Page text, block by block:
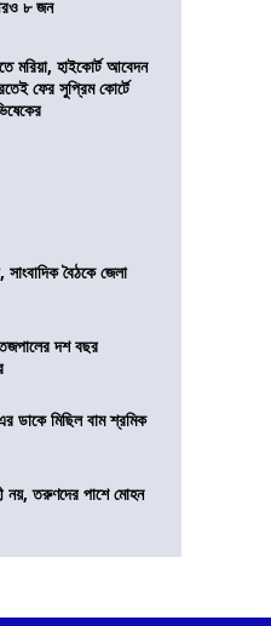
৮ জন
মরিয়া, হাইকোর্ট আবেদন
ফের সুপ্রিম কোর্টে
সাংবাদিক বৈঠকে জেলা
দশ বছর
ডাকে মিছিল বাম শ্রমিক
নয়, তরুণদের পাশে মোহন